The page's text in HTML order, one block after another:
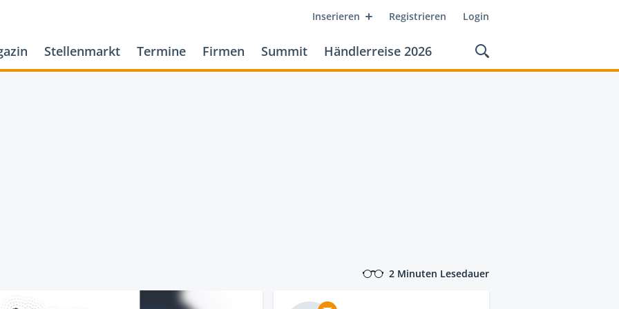
Inserieren Registrieren Login
Stellenmarkt Termine Firmen Summit Händlerreise 2026
2 Minuten Lesedauer